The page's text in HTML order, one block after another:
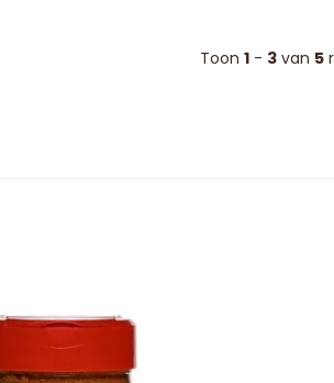
Toon 1 - 3 van 5